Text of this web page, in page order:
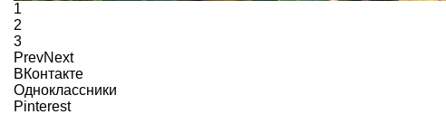
1
2
3
PrevNext
ВКонтакте
Одноклассники
Pinterest